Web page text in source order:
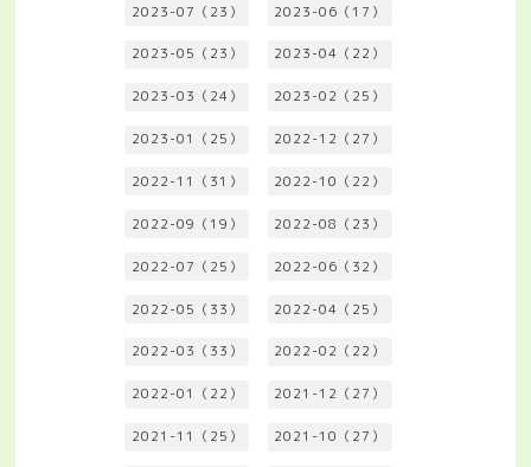
2023-07（23） 2023-06（17）
2023-05（23） 2023-04（22）
2023-03（24） 2023-02（25）
2023-01（25） 2022-12（27）
2022-11（31） 2022-10（22）
2022-09（19） 2022-08（23）
2022-07（25） 2022-06（32）
2022-05（33） 2022-04（25）
2022-03（33） 2022-02（22）
2022-01（22） 2021-12（27）
2021-11（25） 2021-10（27）